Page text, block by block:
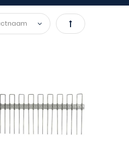
Van
laag
sorteren